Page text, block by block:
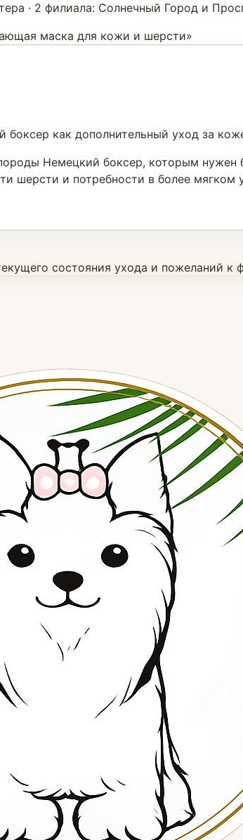
· 2 филиала: Солнечный Город и
маска для кожи и шерсти»
как дополнительный уход за
Немецкий боксер, которым
шерсти и потребности в более
состояния ухода и пожеланий к